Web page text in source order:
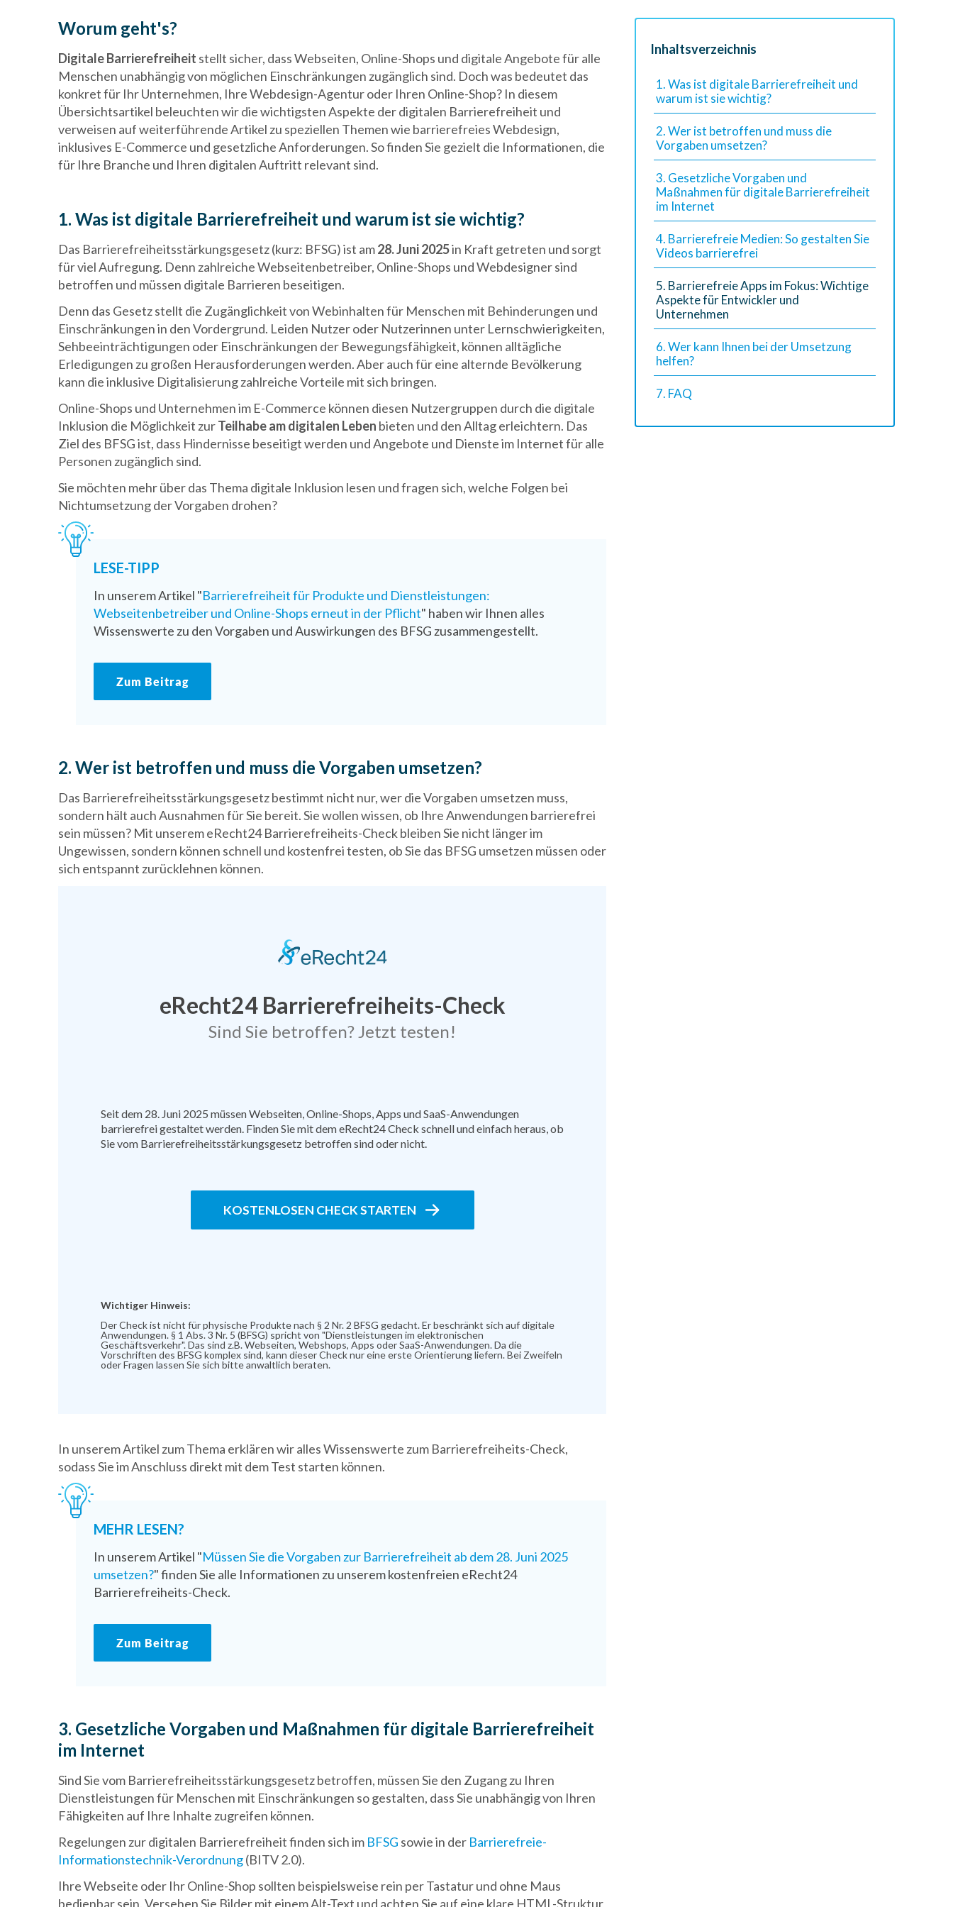
Inhaltsverzeichnis
1. Was ist digitale Barrierefreiheit und
warum ist sie wichtig?
2. Wer ist betroffen und muss die
Vorgaben umsetzen?
3. Gesetzliche Vorgaben und
Maßnahmen für digitale Barrierefreiheit
im Internet
4. Barrierefreie Medien: So gestalten Sie
Videos barrierefrei
5. Barrierefreie Apps im Fokus: Wichtige
Aspekte für Entwickler und
Unternehmen
6. Wer kann Ihnen bei der Umsetzung
helfen?
7. FAQ
Worum geht's?
Digitale Barrierefreiheit stellt sicher, dass Webseiten, Online-Shops und digitale Angebote für alle
Menschen unabhängig von möglichen Einschränkungen zugänglich sind. Doch was bedeutet das
konkret für Ihr Unternehmen, Ihre Webdesign-Agentur oder Ihren Online-Shop? In diesem
Übersichtsartikel beleuchten wir die wichtigsten Aspekte der digitalen Barrierefreiheit und
verweisen auf weiterführende Artikel zu speziellen Themen wie barrierefreies Webdesign,
inklusives E-Commerce und gesetzliche Anforderungen. So finden Sie gezielt die Informationen, die
für Ihre Branche und Ihren digitalen Auftritt relevant sind.
1. Was ist digitale Barrierefreiheit und warum ist sie wichtig?
Das Barrierefreiheitsstärkungsgesetz (kurz: BFSG) ist am28. Juni 2025in Kraft getreten und sorgt
für viel Aufregung. Denn zahlreiche Webseitenbetreiber, Online-Shops und Webdesigner sind
betroffen und müssen digitale Barrieren beseitigen.
Denn das Gesetz stellt die Zugänglichkeit von Webinhalten für Menschen mit Behinderungen und
Einschränkungen in den Vordergrund. Leiden Nutzer oder Nutzerinnen unter Lernschwierigkeiten,
Sehbeeinträchtigungen oder Einschränkungen der Bewegungsfähigkeit, können alltägliche
Erledigungen zu großen Herausforderungen werden. Aber auch für eine alternde Bevölkerung
kann die inklusive Digitalisierung zahlreiche Vorteile mit sich bringen.
Online-Shops und Unternehmen im E-Commerce können diesen Nutzergruppen durch die digitale
Inklusion die Möglichkeit zurTeilhabe am digitalen Leben bieten und den Alltag erleichtern. Das
Ziel des BFSG ist, dass Hindernisse beseitigt werden und Angebote und Dienste im Internet für alle
Personen zugänglich sind.
Sie möchten mehr über das Thema digitale Inklusion lesen und fragen sich, welche Folgen bei
Nichtumsetzung der Vorgaben drohen?
LESE-TIPP
In unserem Artikel "Barrierefreiheit für Produkte und Dienstleistungen:
Webseitenbetreiber und Online-Shops erneut in der Pflicht" haben wir Ihnen alles
Wissenswerte zu den Vorgaben und Auswirkungen des BFSG zusammengestellt.
Zum Beitrag
2. Wer ist betroffen und muss die Vorgaben umsetzen?
Das Barrierefreiheitsstärkungsgesetz bestimmt nicht nur, wer die Vorgaben umsetzen muss,
sondern hält auch Ausnahmen für Sie bereit. Sie wollen wissen, ob Ihre Anwendungen barrierefrei
sein müssen? Mit unserem eRecht24 Barrierefreiheits-Check bleiben Sie nicht länger im
Ungewissen, sondern können schnell und kostenfrei testen, ob Sie das BFSG umsetzen müssen oder
sich entspannt zurücklehnen können.
In unserem Artikel zum Thema erklären wir alles Wissenswerte zum Barrierefreiheits-Check,
sodass Sie im Anschluss direkt mit dem Test starten können.
MEHR LESEN?
In unserem Artikel "Müssen Sie die Vorgaben zur Barrierefreiheit ab dem 28. Juni 2025
umsetzen?" finden Sie alle Informationen zu unserem kostenfreien eRecht24
Barrierefreiheits-Check.
Zum Beitrag
3. Gesetzliche Vorgaben und Maßnahmen für digitale Barrierefreiheit
im Internet
Sind Sie vom Barrierefreiheitsstärkungsgesetz betroffen, müssen Sie den Zugang zu Ihren
Dienstleistungen für Menschen mit Einschränkungen so gestalten, dass Sie unabhängig von Ihren
Fähigkeiten auf Ihre Inhalte zugreifen können.
Regelungen zur digitalen Barrierefreiheit finden sich im BFSG sowie in der Barrierefreie-
Informationstechnik-Verordnung(BITV 2.0).
Ihre Webseite oder Ihr Online-Shop sollten beispielsweise rein per Tastatur und ohne Maus
bedienbar sein. Versehen Sie Bilder mit einem Alt-Text und achten Sie auf eine klare HTML-Struktur,